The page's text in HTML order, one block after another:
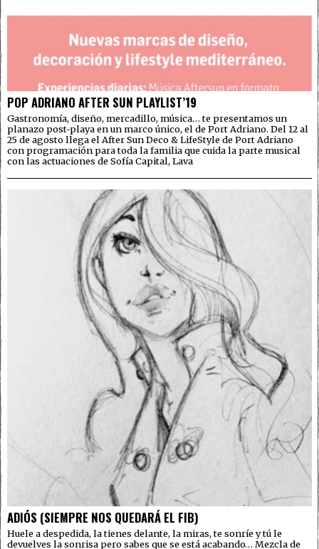
POP ADRIANO AFTER SUN PLAYLIST’19
Gastronomía, diseño, mercadillo, música… te presentamos un
planazo post-playa en un marco único, el de Port Adriano. Del 12 al
25 de agosto llega el After Sun Deco & LifeStyle de Port Adriano
con programación para toda la familia que cuida la parte musical
con las actuaciones de Sofía Capital, Lava
ADIÓS (SIEMPRE NOS QUEDARÁ EL FIB)
Huele a despedida, la tienes delante, la miras, te sonríe y tú le
devuelves la sonrisa pero sabes que se está acabando… Mezcla de